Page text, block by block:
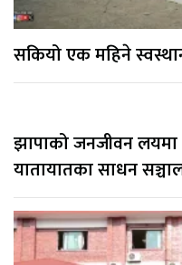
सकियो एक महिने
झापाको जनजीवन लयमा
यातायातका साधन